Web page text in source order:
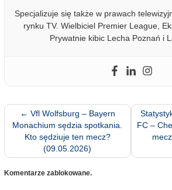
Specjalizuje się także w prawach
rynku TV. Wielbiciel Premier League,
Prywatnie kibic Lecha Poznań i
← Vfl Wolfsburg – Bayern
Monachium sędzia spotkania.
Kto sędziuje ten mecz?
(09.05.2026)
FC –
Komentarze zablokowane.